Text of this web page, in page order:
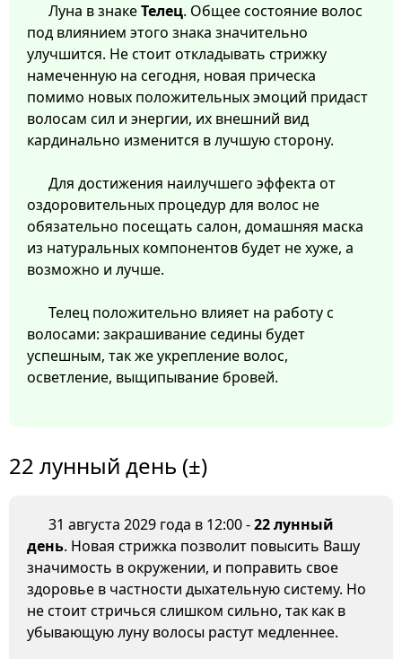
Луна в знакеТелец. Общее состояние волос
под влиянием этого знака значительно
улучшится. Не стоит откладывать стрижку
намеченную на сегодня, новая прическа
помимо новых положительных эмоций придаст
волосам сил и энергии, их внешний вид
кардинально изменится в лучшую сторону.
Для достижения наилучшего эффекта от
оздоровительных процедур для волос не
обязательно посещать салон, домашняя маска
из натуральных компонентов будет не хуже, а
возможно и лучше.
Телец положительно влияет на работу с
волосами: закрашивание седины будет
успешным, так же укрепление волос,
осветление, выщипывание бровей.
22 лунный день (±)
31 августа 2029 года в 12:00 -22 лунный
день. Новая стрижка позволит повысить Вашу
значимость в окружении, и поправить свое
здоровье в частности дыхательную систему. Но
не стоит стричься слишком сильно, так как в
убывающую луну волосы растут медленнее.